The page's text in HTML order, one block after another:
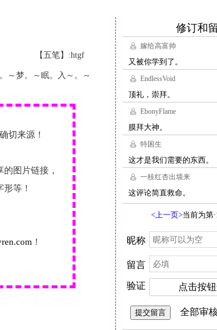
【五笔】:htgf
～梦。～眠。入～。～
切来源！
图片链接，
等！
！